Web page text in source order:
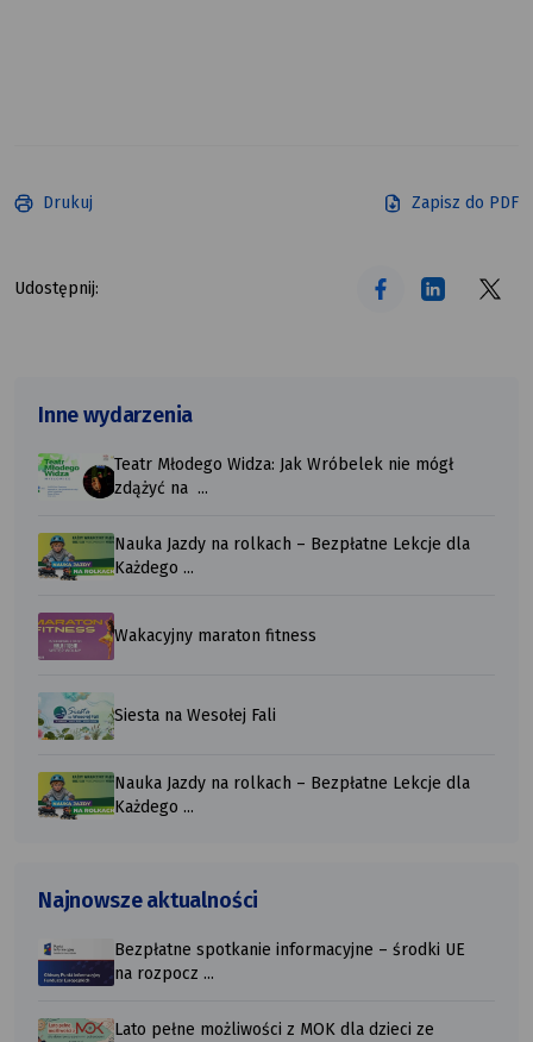
Drukuj Zapisz do PDF
Udostępnij:
Inne wydarzenia
Teatr Młodego Widza: Jak Wróbelek nie mógł
zdążyć na ...
Nauka Jazdy na rolkach – Bezpłatne Lekcje dla
Każdego ...
Wakacyjny maraton fitness
Siesta na Wesołej Fali
Nauka Jazdy na rolkach – Bezpłatne Lekcje dla
Każdego ...
Najnowsze aktualności
Bezpłatne spotkanie informacyjne – środki UE
na rozpocz ...
Lato pełne możliwości z MOK dla dzieci ze